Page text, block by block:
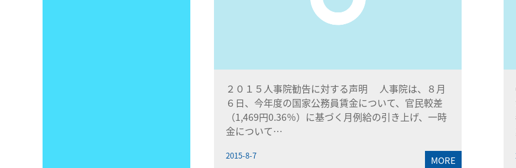
２０１５人事院勧告に対する声明 人事院は、８月
６日、今年度の国家公務員賃金について、官民較差
（1,469円0.36％）に基づく月例給の引き上げ、一時
金について…
2015-8-7 MORE